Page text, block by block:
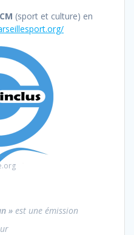
(sport et culture) en
» est une émission